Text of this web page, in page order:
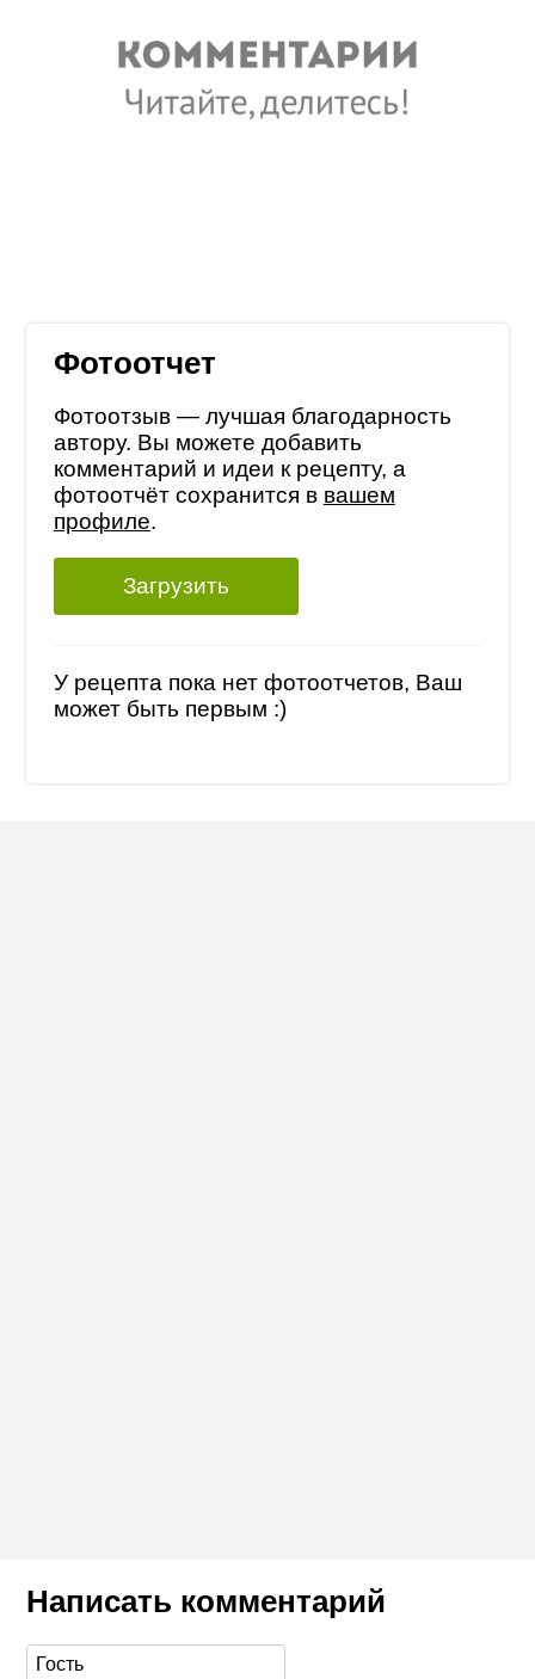
Фотоотчет
Фотоотзыв — лучшая благодарность
автору. Вы можете добавить
комментарий и идеи к рецепту, а
фотоотчёт сохранится в вашем
профиле.
Загрузить
У рецепта пока нет фотоотчетов, Ваш
может быть первым :)
Написать комментарий